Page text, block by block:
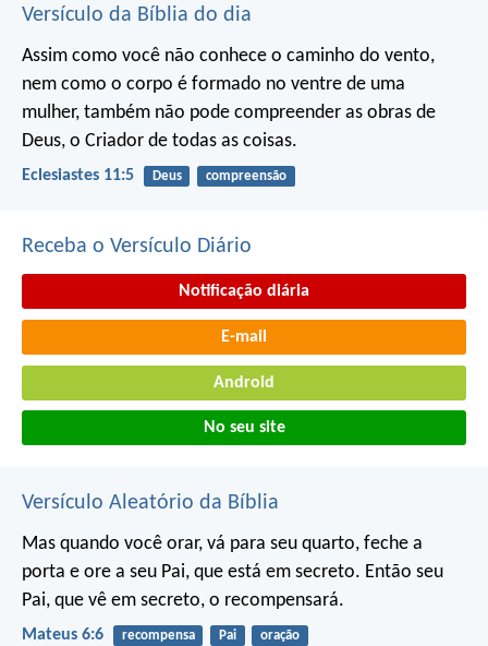
Versículo da Bíblia do dia
Assim como você não conhece o caminho do vento,
nem como o corpo é formado no ventre de uma
mulher, também não pode compreender as obras de
Deus, o Criador de todas as coisas.
Eclesiastes 11:5 Deus compreensão
Receba o Versículo Diário
Notificação diária
E-mail
Android
No seu site
Versículo Aleatório da Bíblia
Mas quando você orar, vá para seu quarto, feche a
porta e ore a seu Pai, que está em secreto. Então seu
Pai, que vê em secreto, o recompensará.
Mateus 6:6 recompensa Pai oração